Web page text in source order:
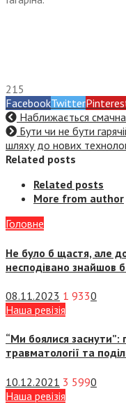
215
FacebookTwitter
Наближається
Бути чи не бути
шляху до нових
Related posts
Related posts
More from author
Головне
Не було б щастя, але
несподівано знайшов
08.11.2023 1 9330
Наша ревізія
“Ми боялися заснути”:
травматології та
10.12.2021 3 5990
Наша ревізія